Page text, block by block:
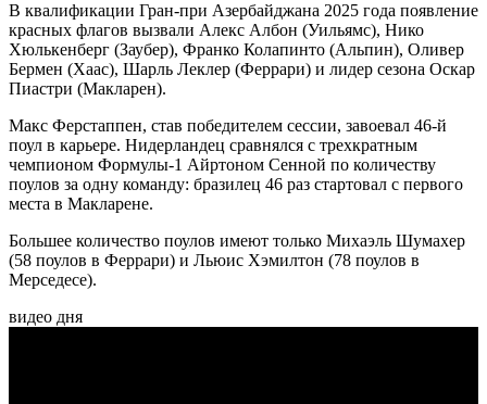
В квалификации Гран-при Азербайджана 2025 года появление
красных флагов вызвали Алекс Албон (Уильямс), Нико
Хюлькенберг (Заубер), Франко Колапинто (Альпин), Оливер
Бермен (Хаас), Шарль Леклер (Феррари) и лидер сезона Оскар
Пиастри (Макларен).
Макс Ферстаппен, став победителем сессии, завоевал 46-й
поул в карьере. Нидерландец сравнялся с трехкратным
чемпионом Формулы-1 Айртоном Сенной по количеству
поулов за одну команду: бразилец 46 раз стартовал с первого
места в Макларене.
Большее количество поулов имеют только Михаэль Шумахер
(58 поулов в Феррари) и Льюис Хэмилтон (78 поулов в
Мерседесе).
видео дня